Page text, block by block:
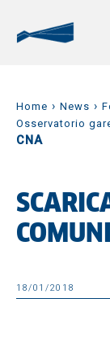
Home › News ›
Osservatorio
CNA
18/01/2018